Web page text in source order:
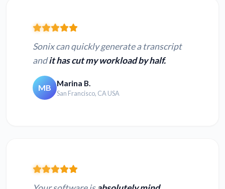
Sonix can quickly generate a transcript
andit has cut my workload by half.
MB Marina B.
San Francisco, CA USA